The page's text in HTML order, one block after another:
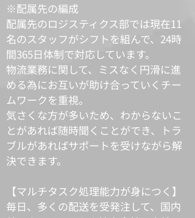
​※配属先の編成
配属先のロジスティクス部では現在11
名のスタッフがシフトを組んで、24時
間365日体制で対応しています。
物流業務に関して、ミスなく円滑に進
める為にお互いが助け合っていくチー
ムワークを重視。
気さくな方が多いため、わからないこ
とがあれば随時聞くことができ、トラ
ブルがあればサポートを受けながら解
決できます。
【マルチタスク処理能力が身につく】
毎日、多くの配送を受発注して、国内